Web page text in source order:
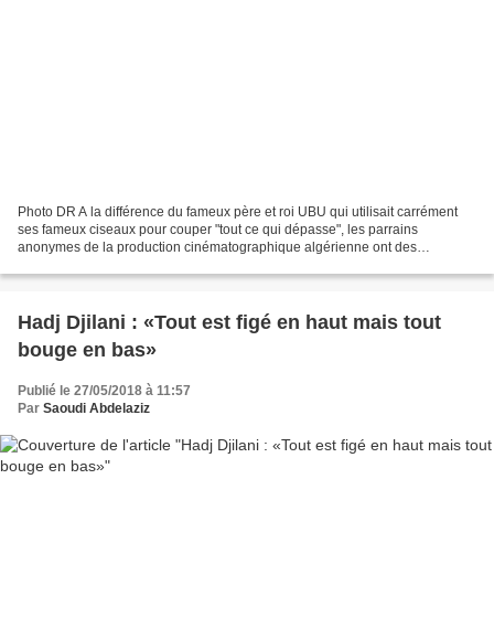
Photo DR A la différence du fameux père et roi UBU qui utilisait carrément
ses fameux ciseaux pour couper "tout ce qui dépasse", les parrains
anonymes de la production cinématographique algérienne ont des
Hadj Djilani : «Tout est figé en haut mais tout
bouge en bas»
Publié le 27/05/2018 à 11:57
Par Saoudi Abdelaziz